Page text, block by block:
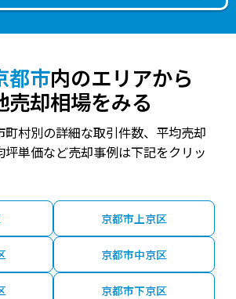
都市内のエリアから
売却相場をみる
村別の詳細な取引件数、平均売却
単価など売却事例は下記をクリッ
京都市上京区
京都市中京区
京都市下京区